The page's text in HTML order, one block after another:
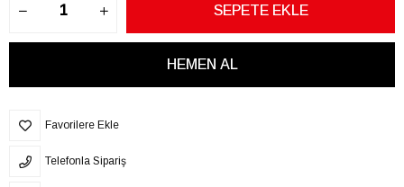
Favorilere Ekle
Telefonla Sipariş